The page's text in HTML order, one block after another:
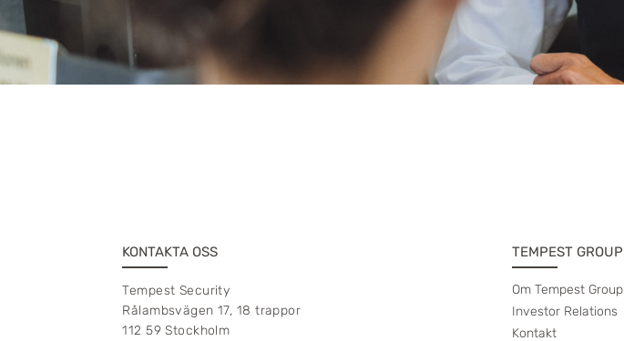
KONTAKTA OSS
Tempest Security
Rålambsvägen 17, 18 trappor
112 59 Stockholm
TEMPEST GROUP
Om Tempest Group
Investor Relations
Kontakt